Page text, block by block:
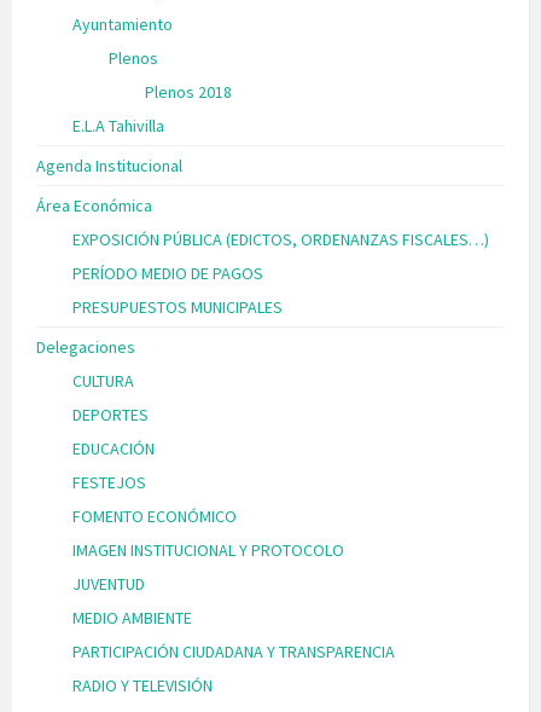
Ayuntamiento
Plenos
Plenos 2018
E.L.A Tahivilla
Agenda Institucional
Área Económica
EXPOSICIÓN PÚBLICA (EDICTOS, ORDENANZAS FISCALES…)
PERÍODO MEDIO DE PAGOS
PRESUPUESTOS MUNICIPALES
Delegaciones
CULTURA
DEPORTES
EDUCACIÓN
FESTEJOS
FOMENTO ECONÓMICO
IMAGEN INSTITUCIONAL Y PROTOCOLO
JUVENTUD
MEDIO AMBIENTE
PARTICIPACIÓN CIUDADANA Y TRANSPARENCIA
RADIO Y TELEVISIÓN